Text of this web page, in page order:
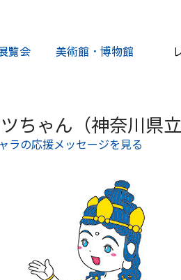
覧会 美術館・博物館
ちゃん（神奈川県立
ラの応援メッセージを見る